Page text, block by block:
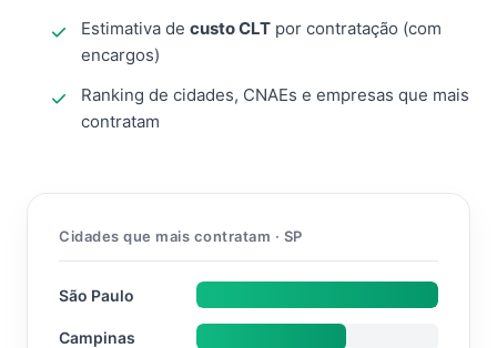
Estimativa de custo CLT por contratação (com
encargos)
Ranking de cidades, CNAEs e empresas que mais
contratam
Cidades que mais contratam · SP
São Paulo
Campinas